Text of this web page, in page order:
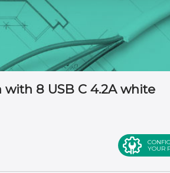
8 USB C 4.2A white
YOUR